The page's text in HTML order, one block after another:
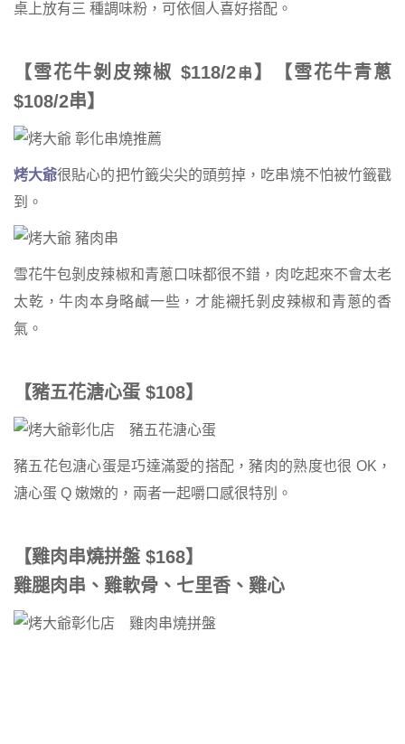
桌上放有三 種調味粉，可依個人喜好搭配。
【雪花牛剝皮辣椒 $118/2串 】【雪花牛青蔥
$108/2串】
烤大爺很貼心的把竹籤尖尖的頭剪掉，吃串燒不怕被竹籤戳
到。
雪花牛包剝皮辣椒和青蔥口味都很不錯，肉吃起來不會太老
太乾，牛肉本身略鹹一些，才能襯托剝皮辣椒和青蔥的香
氣。
【豬五花溏心蛋 $108】
豬五花包溏心蛋是巧達滿愛的搭配，豬肉的熟度也很 OK，
溏心蛋 Q 嫩嫩的，兩者一起嚼口感很特別。
【雞肉串燒拼盤 $168】
雞腿肉串 、雞軟骨 、七里香、雞心